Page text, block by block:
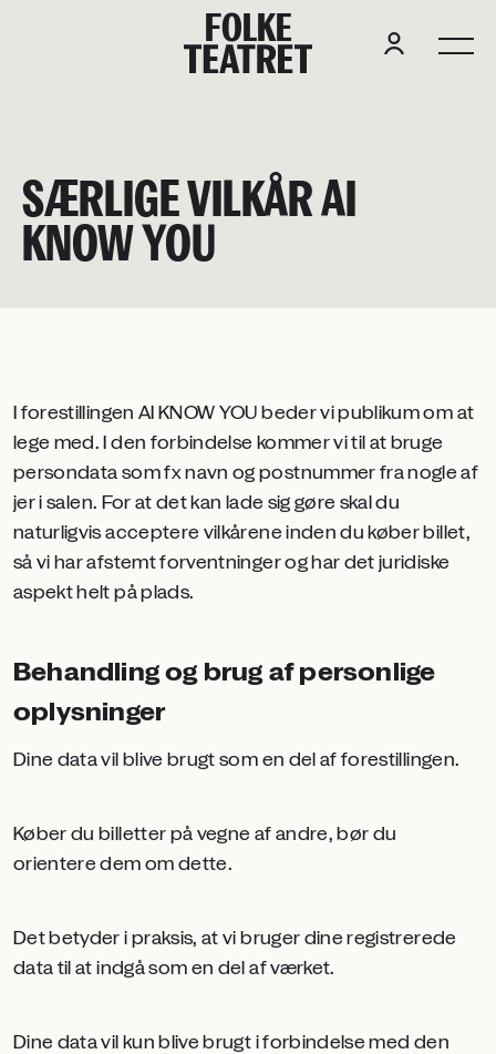
FOLKE
SÆRLIGE VILKÅR AI
KNOW YOU
I forestillingen AI KNOW YOU beder vi publikum om at
lege med. I den forbindelse kommer vi til at bruge
persondata som fx navn og postnummer fra nogle af
jer i salen. For at det kan lade sig gøre skal du
naturligvis acceptere vilkårene inden du køber billet,
så vi har afstemt forventninger og har det juridiske
aspekt helt på plads.
Behandling og brug af personlige
oplysninger
Dine data vil blive brugt som en del af forestillingen.
Køber du billetter på vegne af andre, bør du
orientere dem om dette.
Det betyder i praksis, at vi bruger dine registrerede
data til at indgå som en del af værket.
Dine data vil kun blive brugt i forbindelse med den